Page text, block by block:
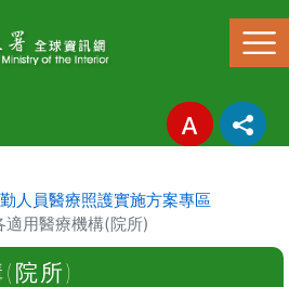
人員醫療照護實施方案專區
適用醫療機構(院所)
院所)